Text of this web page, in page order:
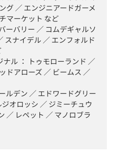
グ ／ エンジニアードガーメ
マーケット など
ーバリー ／ コムデギャルソ
スナイデル ／ エンフォルド
ル ： トゥモローランド ／
ドアローズ ／ ビームス ／
ルデン ／ エドワードグリー
オロッシ ／ ジミーチュウ
／ レペット ／ マノロブラ